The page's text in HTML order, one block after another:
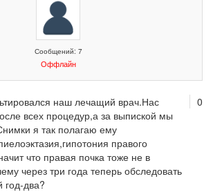
Сообщений: 7
Оффлайн
0
наш лечащий врач.Нас
всех процедур,а за выпиской мы
я так полагаю ему
правого
что правая почка тоже не в
через три года теперь обследовать
год-два?